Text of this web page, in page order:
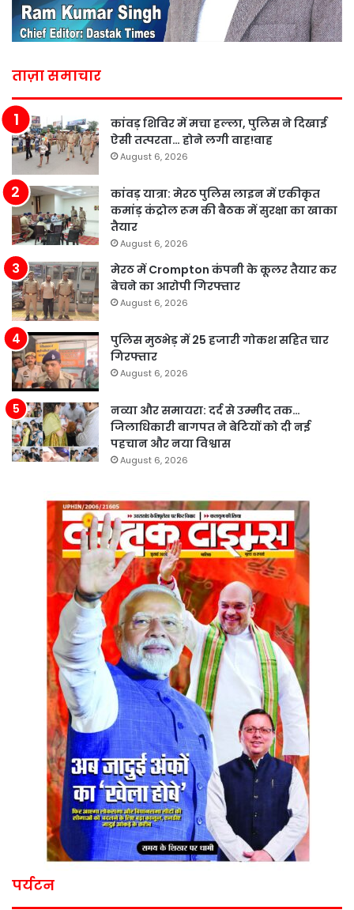
ताज़ा समाचार
कांवड़ शिविर में मचा हल्ला, पुलिस ने दिखाई
ऐसी तत्परता… होने लगी वाह!वाह
August 6, 2026
कांवड़ यात्रा: मेरठ पुलिस लाइन में एकीकृत
कमांड़ कंट्रोल रूम की बैठक में सुरक्षा का खाका
तैयार
August 6, 2026
मेरठ में Crompton कंपनी के कूलर तैयार कर
बेचने का आरोपी गिरफ्तार
August 6, 2026
पुलिस मुठभेड़ में 25 हजारी गोकश सहित चार
गिरफ्तार
August 6, 2026
नव्या और समायरा: दर्द से उम्मीद तक…
जिलाधिकारी बागपत ने बेटियों को दी नई
पहचान और नया विश्वास
August 6, 2026
पर्यटन